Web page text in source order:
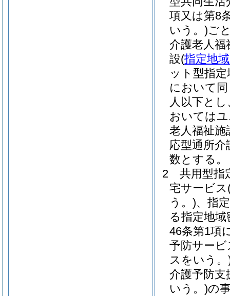
項又は第8
いう。)ご
介護老人福
設(指定地
ット型指
において
人以下と
おいては
老人福祉施
応型通所
数とする。
2
共用型指
宅サービス
う。)、指
る指定地
46条第1項
予防サービ
スをいう。
介護予防支
いう。)の